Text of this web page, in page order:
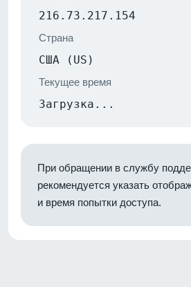
216.73.217.154
Страна
США (US)
Текущее время
Загрузка...
При обращении в службу
рекомендуется указать
и время попытки доступа.